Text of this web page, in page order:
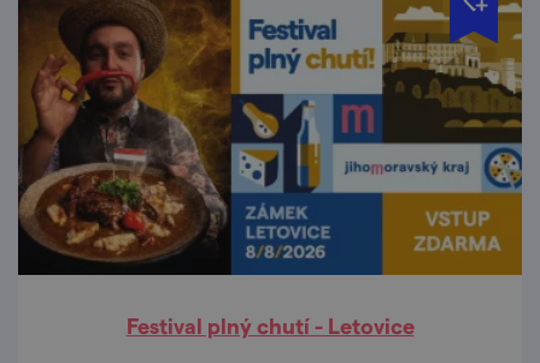
Festival plný chutí - Letovice